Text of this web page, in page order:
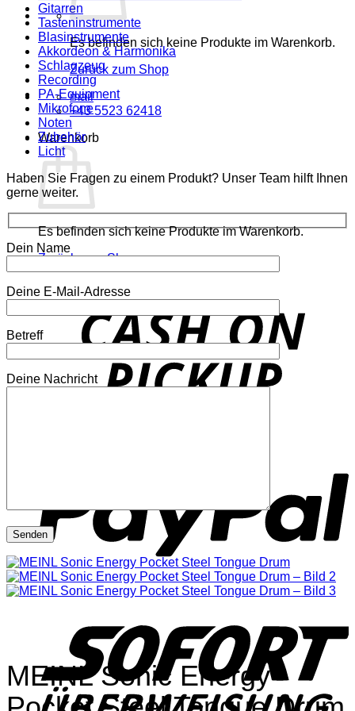
Es befinden sich keine Produkte im Warenkorb.
Zurück zum Shop
mail
+43 5523 62418
Warenkorb
Es befinden sich keine Produkte im Warenkorb.
Zurück zum Shop
Gitarren
Tasteninstrumente
Blasinstrumente
Akkordeon & Harmonika
Schlagzeug
Recording
PA-Equipment
Mikrofone
Noten
Zubehör
Licht
Haben Sie Fragen zu einem Produkt? Unser Team hilft Ihnen
gerne weiter.
Dein Name
Deine E-Mail-Adresse
Betreff
Deine Nachricht
MEINL Sonic Energy